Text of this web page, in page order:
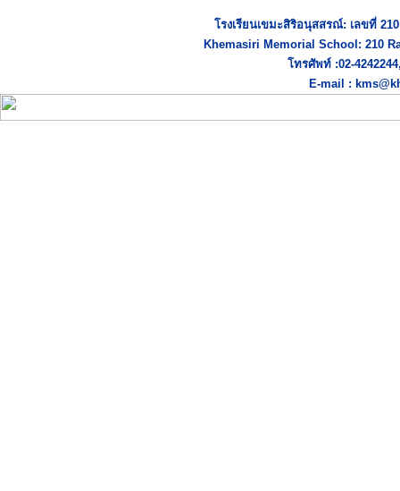
โรงเรียนเขมะสิริอนุสสรณ์: เลขที่
Khemasiri Memorial School: 210
โทรศัพท์ :02-
E-mail :